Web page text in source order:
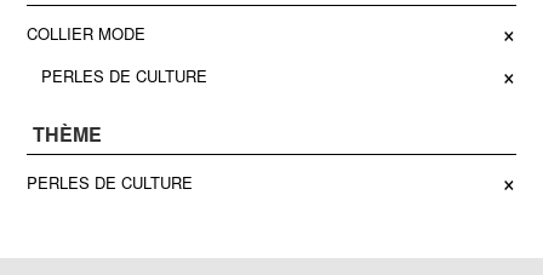
COLLIER MODE ×
PERLES DE CULTURE ×
THÈME
PERLES DE CULTURE ×